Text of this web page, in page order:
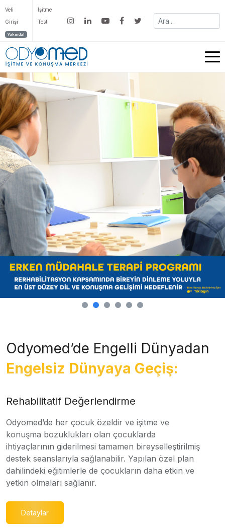
Veli
Girişi
Yakında!
İşitme
Testi
Odyomed’de Engelli Dünyadan
Engelsiz Dünyaya Geçiş:
Rehabilitatif Değerlendirme
Odyomed’de her çocuk özeldir ve işitme ve
konuşma bozuklukları olan çocuklarda
ihtiyaçlarının giderilmesi tamamen bireyselleştirilmiş
destek seanslarıyla sağlanabilir. Yapılan özel plan
dahilindeki eğitimlerle de çocukların daha etkin ve
yetkin olmaları sağlanır.
Detaylar